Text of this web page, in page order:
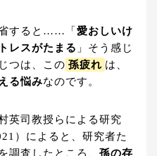
すると……「 愛おしいけ
レスがたまる 」そう感じ
つは、この 孫疲れ は、
る悩みなのです。
英司教授らによる研究
）によると、研究者た
調査したところ、 孫の存